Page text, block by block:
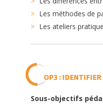
Les méthodes de
Les ateliers
OP3 :
Sous-objectifs